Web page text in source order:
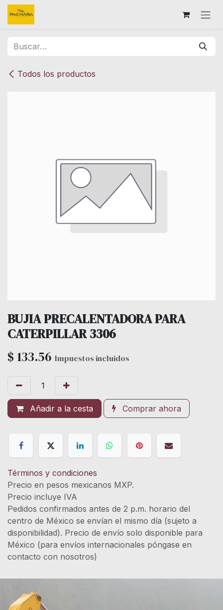
Ir al contenido
Todos los productos
BUJIA PRECALENTADORA PARA
CATERPILLAR 3306
$ 133.56 Impuestos incluidos
Añadir a la cesta Comprar ahora
Términos y condiciones
Precio en pesos mexicanos MXP.
Precio incluye IVA
Pedidos confirmados antes de 2 p.m. horario del
centro de México se envían el mismo día (sujeto a
disponibilidad). Precio de envío solo disponible para
México (para envíos internacionales póngase en
contacto con nosotros)